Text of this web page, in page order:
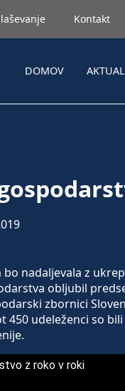
Kontakt
DOMOV
bo nadaljevala z
obljubil
zbornici
450 udeleženci so
z roko v roki